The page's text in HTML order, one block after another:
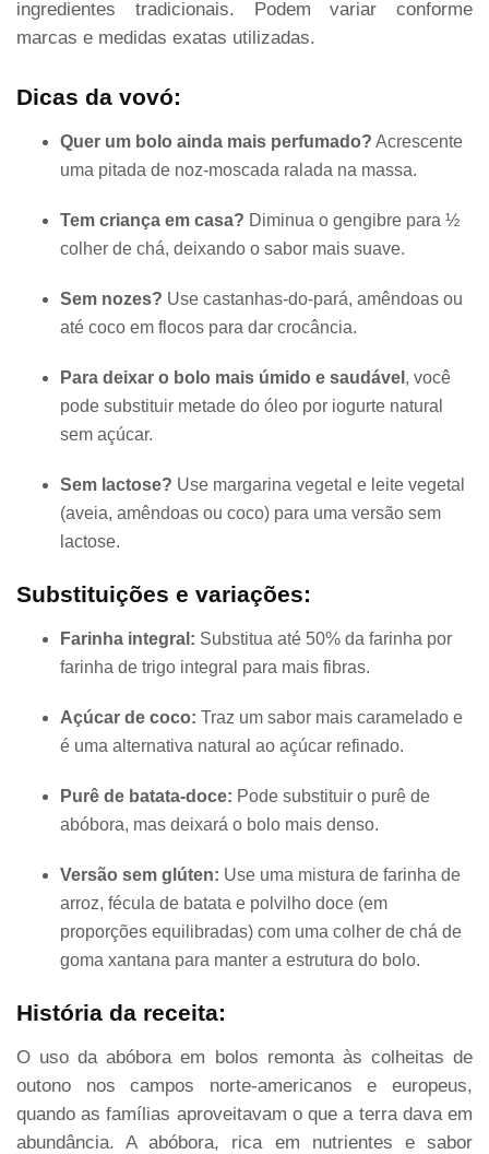
ingredientes tradicionais. Podem variar conforme
marcas e medidas exatas utilizadas.
Dicas da vovó:
Quer um bolo ainda mais perfumado? Acrescente
uma pitada de noz-moscada ralada na massa.
Tem criança em casa? Diminua o gengibre para ½
colher de chá, deixando o sabor mais suave.
Sem nozes? Use castanhas-do-pará, amêndoas ou
até coco em flocos para dar crocância.
Para deixar o bolo mais úmido e saudável , você
pode substituir metade do óleo por iogurte natural
sem açúcar.
Sem lactose? Use margarina vegetal e leite vegetal
(aveia, amêndoas ou coco) para uma versão sem
lactose.
Substituições e variações:
Farinha integral: Substitua até 50% da farinha por
farinha de trigo integral para mais fibras.
Açúcar de coco: Traz um sabor mais caramelado e
é uma alternativa natural ao açúcar refinado.
Purê de batata-doce: Pode substituir o purê de
abóbora, mas deixará o bolo mais denso.
Versão sem glúten: Use uma mistura de farinha de
arroz, fécula de batata e polvilho doce (em
proporções equilibradas) com uma colher de chá de
goma xantana para manter a estrutura do bolo.
História da receita:
O uso da abóbora em bolos remonta às colheitas de
outono nos campos norte-americanos e europeus,
quando as famílias aproveitavam o que a terra dava em
abundância. A abóbora, rica em nutrientes e sabor